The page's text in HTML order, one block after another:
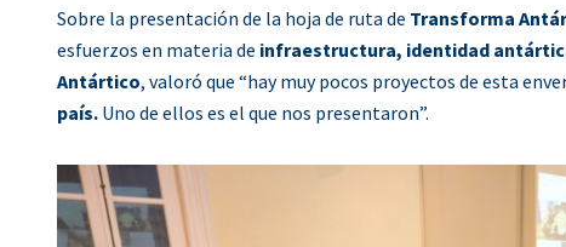
Sobre la presentación de la hoja de ruta de Transforma
esfuerzos en materia de infraestructura, identidad
Antártico, valoró que “hay muy pocos proyectos de esta
país. Uno de ellos es el que nos presentaron”.